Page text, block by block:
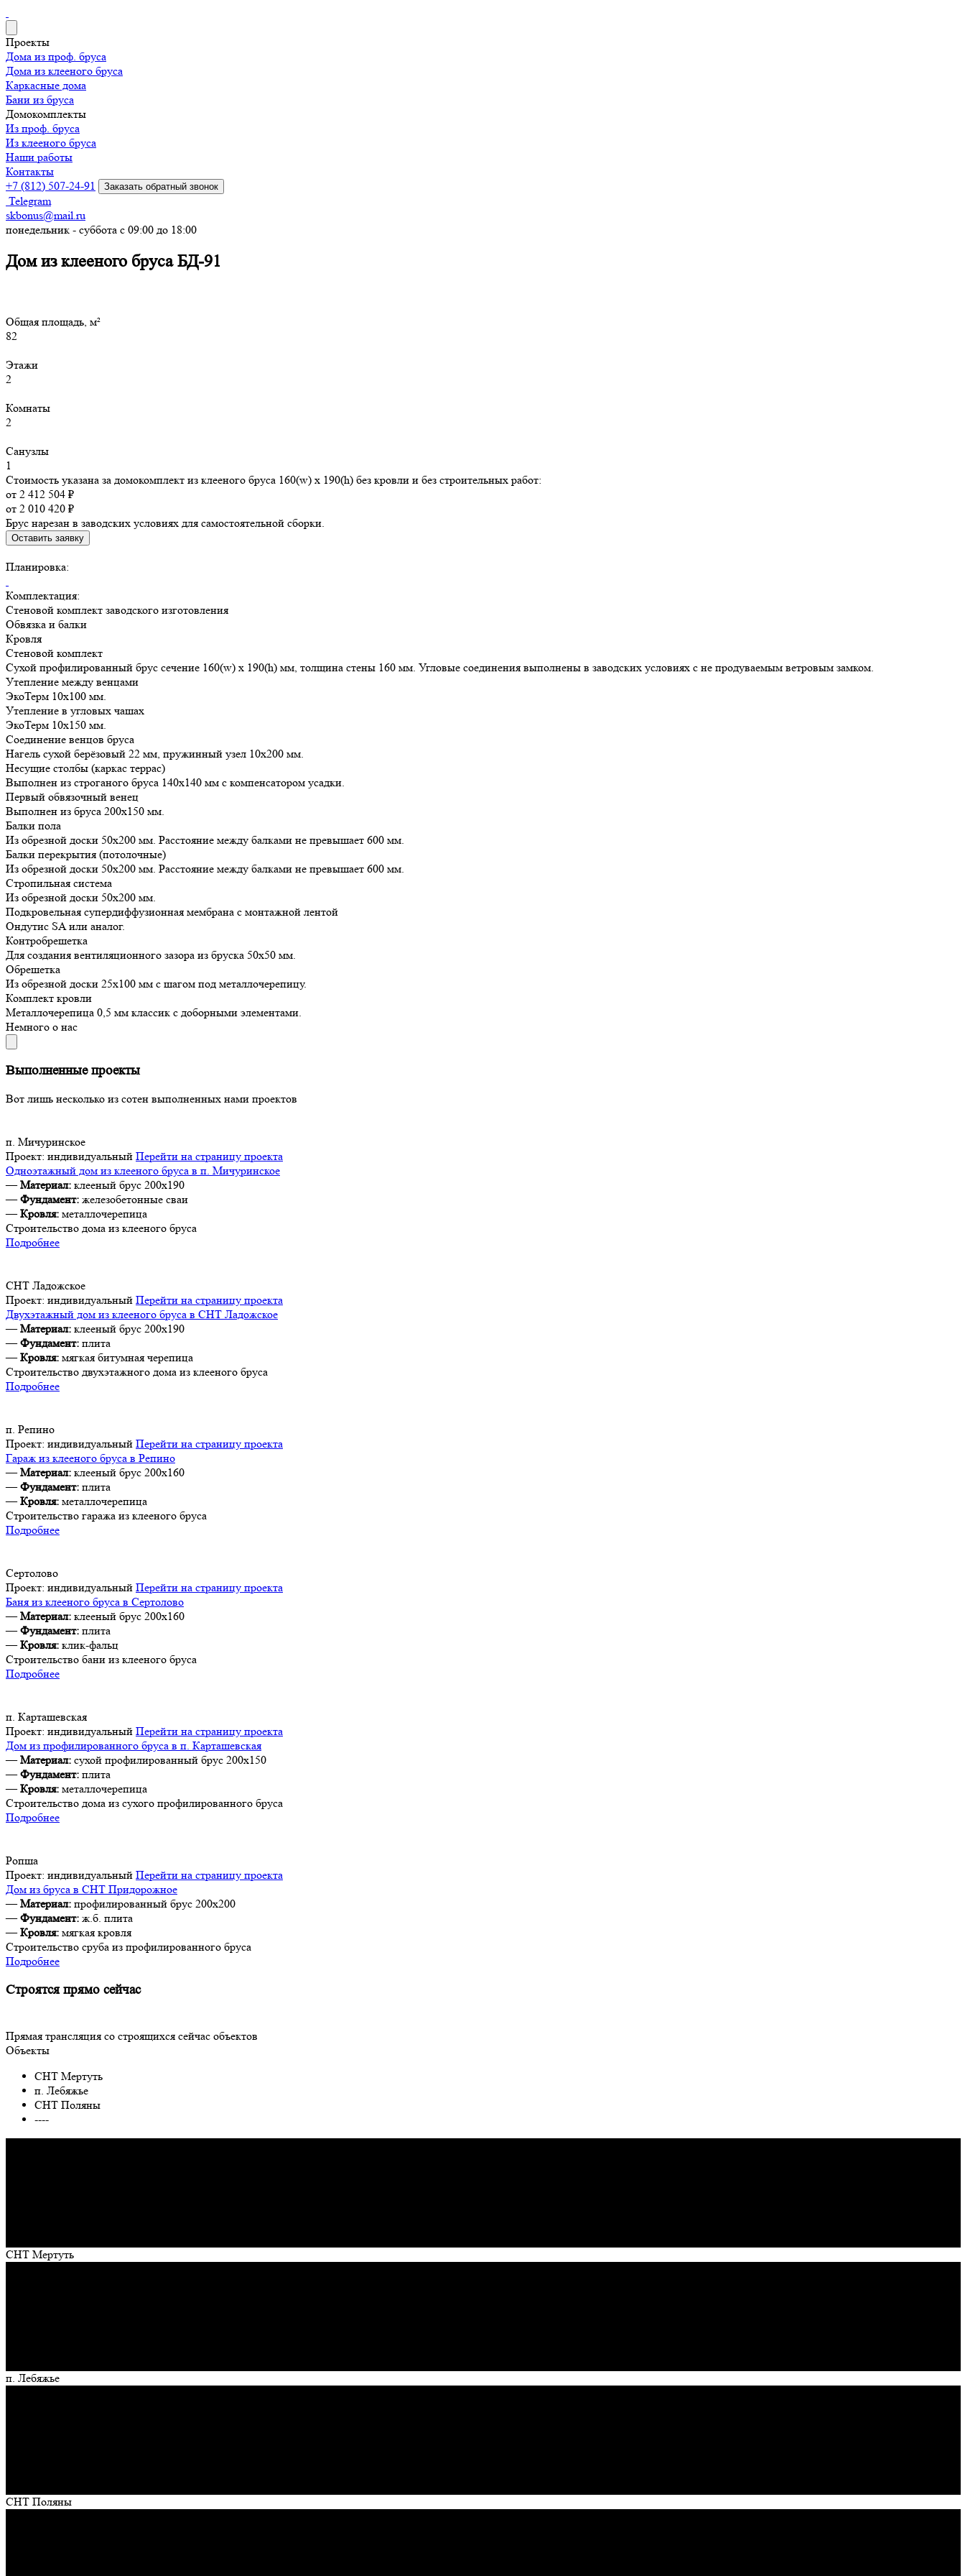
Проекты
Дома из проф. бруса
Дома из клееного бруса
Каркасные дома
Бани из бруса
Домокомплекты
Из проф. бруса
Из клееного бруса
Наши работы
Контакты
+7 (812) 507-24-91
Заказать обратный звонок
Telegram
skbonus@mail.ru
понедельник - суббота с 09:00 до 18:00
Дом из клееного бруса БД-91
Общая площадь, м²
82
Этажи
2
Комнаты
2
Санузлы
1
Стоимость указана за домокомплект из клееного бруса 160(w) x 190(h) без кровли и без строительных работ:
от 2 412 504 ₽
от 2 010 420 ₽
Брус нарезан в заводских условиях для самостоятельной сборки.
Оставить заявку
Планировка:
Комплектация:
Стеновой комплект заводского изготовления
Обвязка и балки
Кровля
Стеновой комплект
Сухой профилированный брус сечение 160(w) x 190(h) мм, толщина стены 160 мм. Угловые соединения выполнены в заводских условиях с не продуваемым ветровым замком.
Утепление между венцами
ЭкоТерм 10х100 мм.
Утепление в угловых чашах
ЭкоТерм 10х150 мм.
Соединение венцов бруса
Нагель сухой берёзовый 22 мм, пружинный узел 10х200 мм.
Несущие столбы (каркас террас)
Выполнен из строганого бруса 140х140 мм с компенсатором усадки.
Первый обвязочный венец
Выполнен из бруса 200х150 мм.
Балки пола
Из обрезной доски 50х200 мм. Расстояние между балками не превышает 600 мм.
Балки перекрытия (потолочные)
Из обрезной доски 50х200 мм. Расстояние между балками не превышает 600 мм.
Стропильная система
Из обрезной доски 50х200 мм.
Подкровельная супердиффузионная мембрана с монтажной лентой
Ондутис SA или аналог.
Контробрешетка
Для создания вентиляционного зазора из бруска 50х50 мм.
Обрешетка
Из обрезной доски 25х100 мм с шагом под металлочерепицу.
Комплект кровли
Металлочерепица 0,5 мм классик с доборными элементами.
Немного о нас
Выполненные проекты
Вот лишь несколько из сотен выполненных нами проектов
п. Мичуринское
Проект: индивидуальный Перейти на страницу проекта
Одноэтажный дом из клееного бруса в п. Мичуринское
—Материал: клееный брус 200х190
—Фундамент: железобетонные сваи
—Кровля: металлочерепица
Строительство дома из клееного бруса
Подробнее
СНТ Ладожское
Проект: индивидуальный Перейти на страницу проекта
Двухэтажный дом из клееного бруса в СНТ Ладожское
—Материал: клееный брус 200х190
—Фундамент: плита
—Кровля: мягкая битумная черепица
Строительство двухэтажного дома из клееного бруса
Подробнее
п. Репино
Проект: индивидуальный Перейти на страницу проекта
Гараж из клееного бруса в Репино
—Материал: клееный брус 200х160
—Фундамент: плита
—Кровля: металлочерепица
Строительство гаража из клееного бруса
Подробнее
Сертолово
Проект: индивидуальный Перейти на страницу проекта
Баня из клееного бруса в Сертолово
—Материал: клееный брус 200х160
—Фундамент: плита
—Кровля: клик-фальц
Строительство бани из клееного бруса
Подробнее
п. Карташевская
Проект: индивидуальный Перейти на страницу проекта
Дом из профилированного бруса в п. Карташевская
—Материал: сухой профилированный брус 200х150
—Фундамент: плита
—Кровля: металлочерепица
Строительство дома из сухого профилированного бруса
Подробнее
Ропша
Проект: индивидуальный Перейти на страницу проекта
Дом из бруса в СНТ Придорожное
—Материал: профилированный брус 200х200
—Фундамент: ж.б. плита
—Кровля: мягкая кровля
Строительство сруба из профилированного бруса
Подробнее
Строятся прямо сейчас
Прямая трансляция со строящихся сейчас объектов
Объекты
СНТ Мертуть
п. Лебяжье
СНТ Поляны
----
СНТ Мертуть
п. Лебяжье
СНТ Поляны